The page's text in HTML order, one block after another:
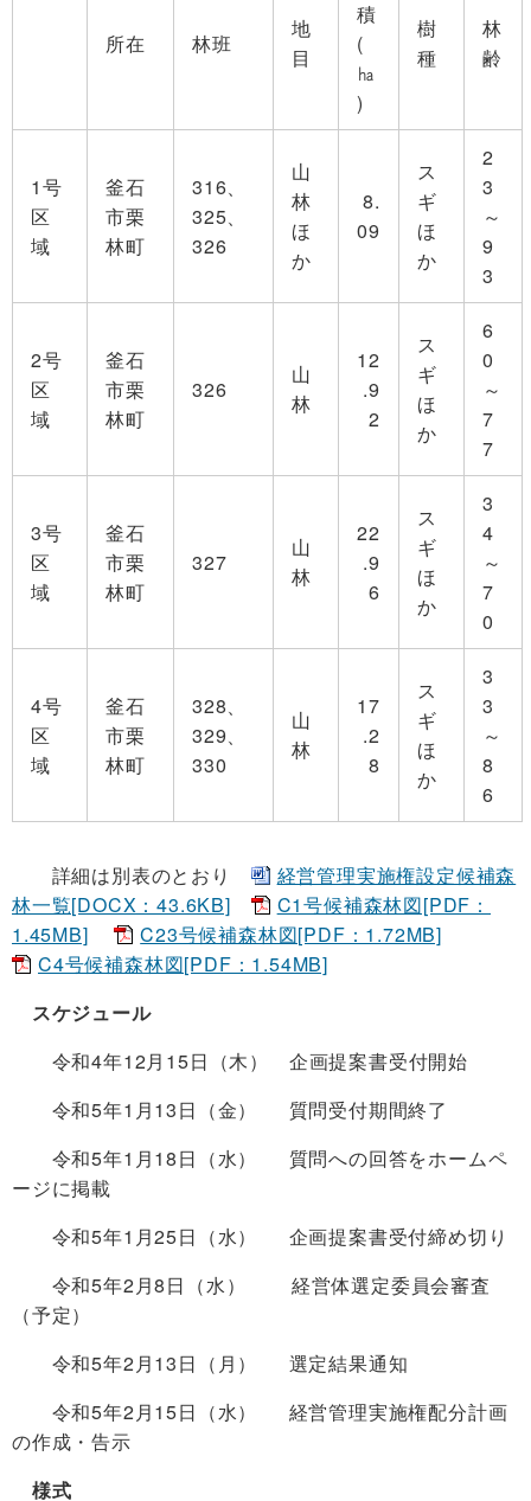
所在 林班
地
目
積
(
㏊
)
樹
種
林
齢
1号
区
域
釜石
市栗
林町
316、
325、
326
山
林
ほ
か
8.
09
ス
ギ
ほ
か
2
3
～
9
3
2号
区
域
釜石
市栗
林町
326
山
林
12
.9
2
ス
ギ
ほ
か
6
0
～
7
7
3号
区
域
釜石
市栗
林町
327
山
林
22
.9
6
ス
ギ
ほ
か
3
4
～
7
0
4号
区
域
釜石
市栗
林町
328、
329、
330
山
林
17
.2
8
ス
ギ
ほ
か
3
3
～
8
6
詳細は別表のとおり
経営管理実施権設定候補森
林一覧[DOCX：43.6KB]
C1号候補森林図[PDF：
1.45MB]
C23号候補森林図[PDF：1.72MB]
C4号候補森林図[PDF：1.54MB]
スケジュール
令和4年12月15日（木） 企画提案書受付開始
令和5年1月13日（金） 質問受付期間終了
令和5年1月18日（水） 質問への回答をホームペ
ージに掲載
令和5年1月25日（水） 企画提案書受付締め切り
令和5年2月8日（水） 経営体選定委員会審査
（予定）
令和5年2月13日（月） 選定結果通知
令和5年2月15日（水） 経営管理実施権配分計画
の作成・告示
様式